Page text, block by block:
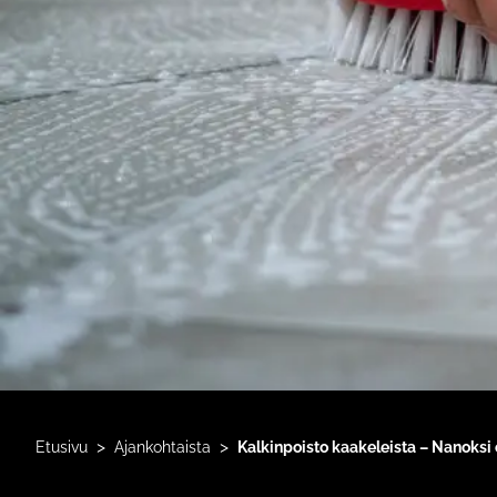
Etusivu > Ajankohtaista > Kalkinpoisto kaakeleista – Nanoksi